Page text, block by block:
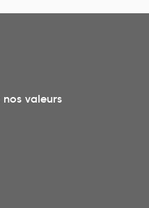
valeurs